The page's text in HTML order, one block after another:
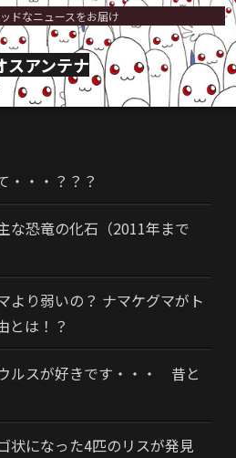
ドなニュースをお届け
スアンテナ
・・・？？？
な恐竜の化石（2011年まで
より弱いの？ ナマケグマがト
とは！？
ルスが好きです・・・ 昔と
状になった4匹のリスが発見